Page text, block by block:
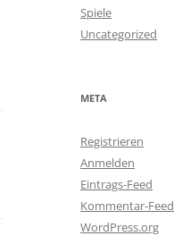
Spiele
Uncategorized
META
Registrieren
Anmelden
Eintrags-Feed
Kommentar-Feed
WordPress.org